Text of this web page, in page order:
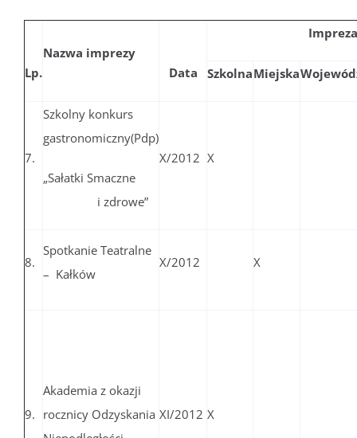
Lp.
Nazwa imprezy
Data
Impreza
SzkolnaMiejska
7.
Szkolny konkurs
gastronomiczny(Pdp)
„Sałatki Smaczne
i zdrowe”
X/2012 X
8.
Spotkanie Teatralne
– Kałków
X/2012 X
9.
Akademia z okazji
rocznicy Odzyskania XI/2012 X